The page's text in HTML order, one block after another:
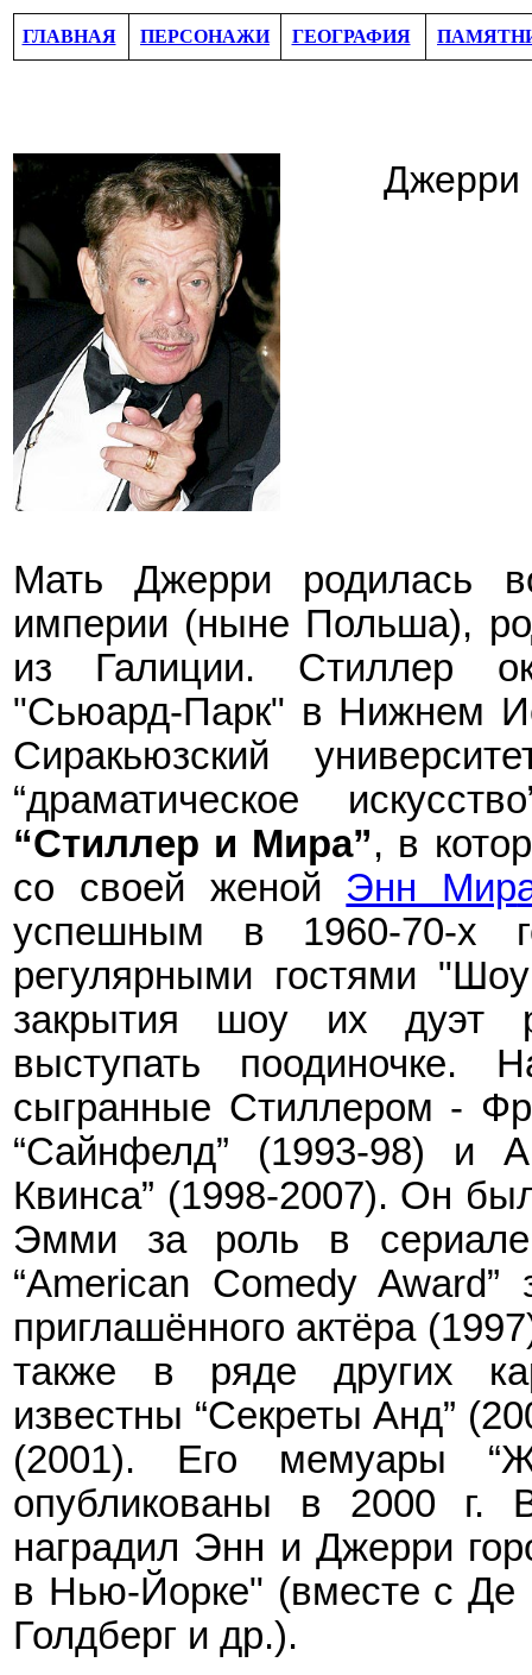
ГЛАВНАЯ ПЕРСОНАЖИ ГЕОГРАФИЯ
Джерри
Мать Джерри родилась
империи (ныне Польша),
из Галиции.
Стиллер
"Сьюард-Парк" в Нижнем
Сиракьюзский
“драматическое
“Стиллер и Мира”, в
со своей женой Энн Мир
успешным в 1960-70-х
регулярными гостями
закрытия шоу их дуэт
выступать поодиночке.
сыгранные Стиллером -
“Сайнфелд” (1993-98) и
Квинса” (1998-2007). Он
Эмми за роль в
“American Comedy
приглашённого актёра (1997
также в ряде других
известны “Секреты Анд”
(2001). Его мемуары
опубликованы в 2000
г.
наградил Энн и Джерри
в Нью-Йорке" (вместе с
Голдберг и др.).